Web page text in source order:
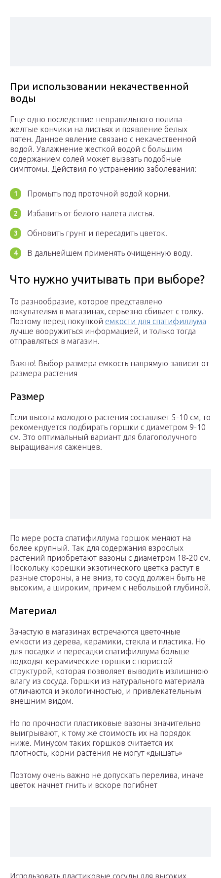
При использовании некачественной
воды
Еще одно последствие неправильного полива –
желтые кончики на листьях и появление белых
пятен. Данное явление связано с некачественной
водой. Увлажнение жесткой водой с большим
содержанием солей может вызвать подобные
симптомы. Действия по устранению заболевания:
Промыть под проточной водой корни.
Избавить от белого налета листья.
Обновить грунт и пересадить цветок.
В дальнейшем применять очищенную воду.
Что нужно учитывать при выборе?
То разнообразие, которое представлено
покупателям в магазинах, серьезно сбивает с толку.
Поэтому перед покупкой емкости для спатифиллума
лучше вооружиться информацией, и только тогда
отправляться в магазин.
Важно! Выбор размера емкость напрямую зависит от
размера растения
Размер
Если высота молодого растения составляет 5-10 см, то
рекомендуется подбирать горшки с диаметром 9-10
см. Это оптимальный вариант для благополучного
выращивания саженцев.
По мере роста спатифиллума горшок меняют на
более крупный. Так для содержания взрослых
растений приобретают вазоны с диаметром 18-20 см.
Поскольку корешки экзотического цветка растут в
разные стороны, а не вниз, то сосуд должен быть не
высоким, а широким, причем с небольшой глубиной.
Материал
Зачастую в магазинах встречаются цветочные
емкости из дерева, керамики, стекла и пластика. Но
для посадки и пересадки спатифиллума больше
подходят керамические горшки с пористой
структурой, которая позволяет выводить излишнюю
влагу из сосуда. Горшки из натурального материала
отличаются и экологичностью, и привлекательным
внешним видом.
Но по прочности пластиковые вазоны значительно
выигрывают, к тому же стоимость их на порядок
ниже. Минусом таких горшков считается их
плотность, корни растения не могут «дышать»
Поэтому очень важно не допускать перелива, иначе
цветок начнет гнить и вскоре погибнет
Использовать пластиковые сосуды для высоких